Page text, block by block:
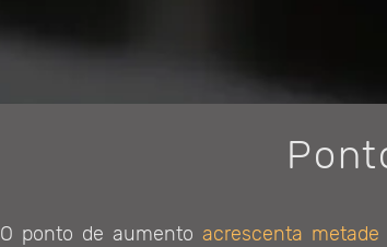
O ponto de aumento acrescenta